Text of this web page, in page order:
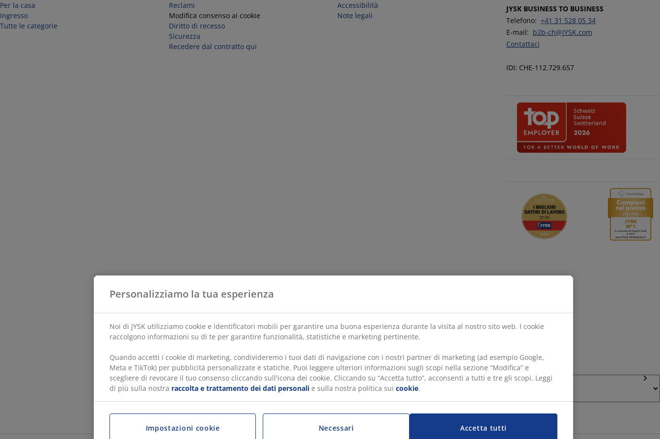
Per la casa
Ingresso
Tutte le categorie
Reclami
Modifica consenso ai cookie
Diritto di recesso
Sicurezza
Recedere dal contratto qui
Accessibilità
Note legali
JYSK BUSINESS TO BUSINESS
Telefono: +41 31 528 05 34
E-mail: b2b-ch@JYSK.com
Contattaci
IDI: CHE-112.729.657
Lingua
Personalizziamo la tua esperienza
Noi di JYSK utilizziamo cookie e identificatori mobili per garantire una buona esperienza durante la visita al nostro sito web. I cookie
raccolgono informazioni su di te per garantire funzionalità, statistiche e marketing pertinente.
Quando accetti i cookie di marketing, condivideremo i tuoi dati di navigazione con i nostri partner di marketing (ad esempio Google,
Meta e TikTok) per pubblicità personalizzate e statiche. Puoi leggere ulteriori informazioni sugli scopi nella sezione “Modifica” e
scegliere di revocare il tuo consenso cliccando sull'icona dei cookie. Cliccando su “Accetta tutto”, acconsenti a tutti e tre gli scopi. Leggi
di più sulla nostra raccolta e trattamento dei dati personali e sulla nostra politica sui cookie.
Accetta tutti
Impostazioni cookie Necessari